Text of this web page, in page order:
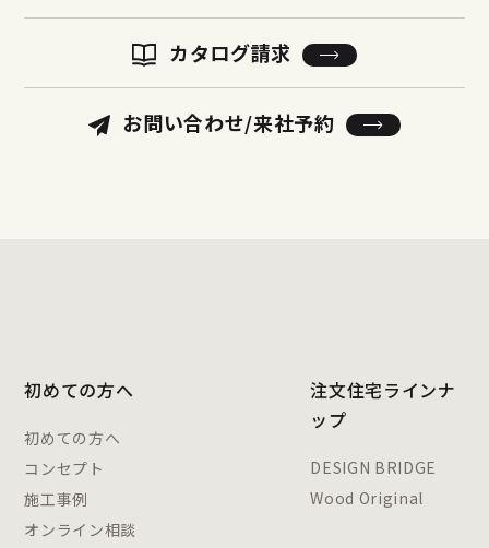
カタログ請求
お問い合わせ/来社予約
初めての方へ
初めての方へ
コンセプト
施工事例
オンライン相談
注文住宅ラインナ
ップ
DESIGN BRIDGE
Wood Original